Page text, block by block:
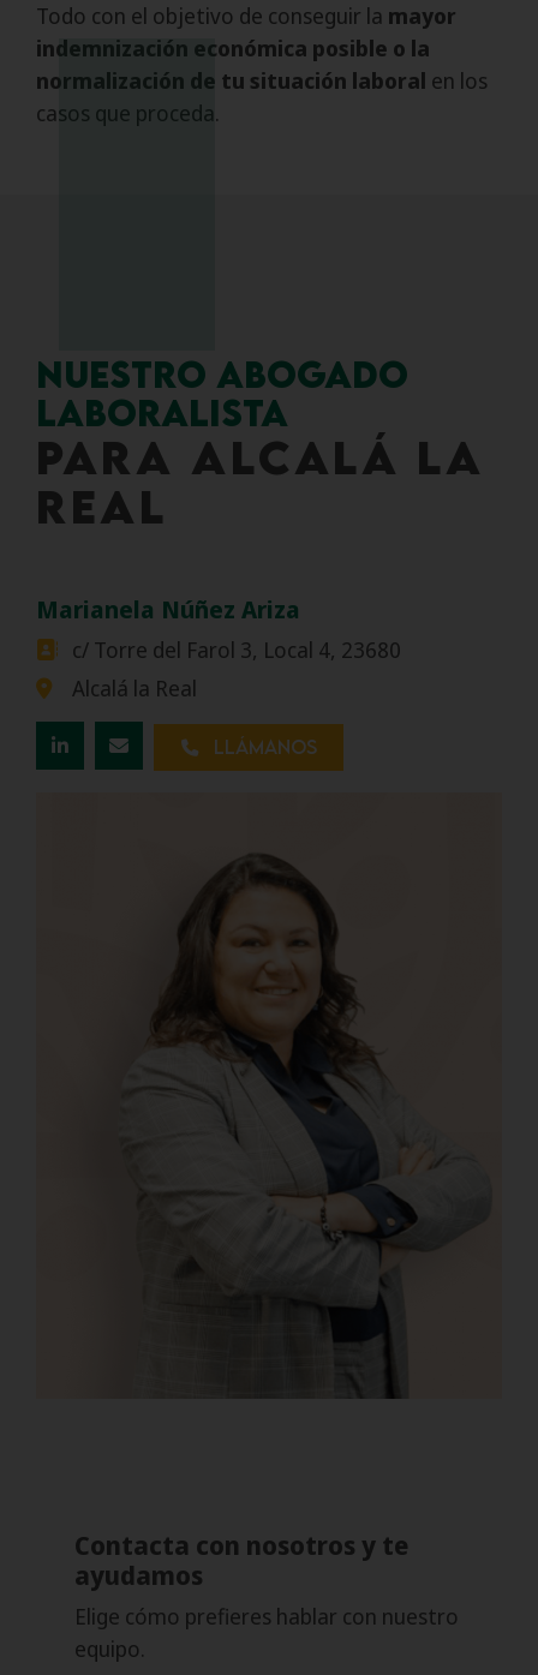
Todo con el objetivo de conseguir la mayor
indemnización económica posible o la
normalización de tu situación laboral en los
casos que proceda.
Nuestro abogado
laboralista
para ALCALÁ LA
REAL
Marianela Núñez Ariza
c/ Torre del Farol 3, Local 4, 23680
Alcalá la Real
Llámanos
Contacta con nosotros y te
ayudamos
Elige cómo prefieres hablar con nuestro
equipo.